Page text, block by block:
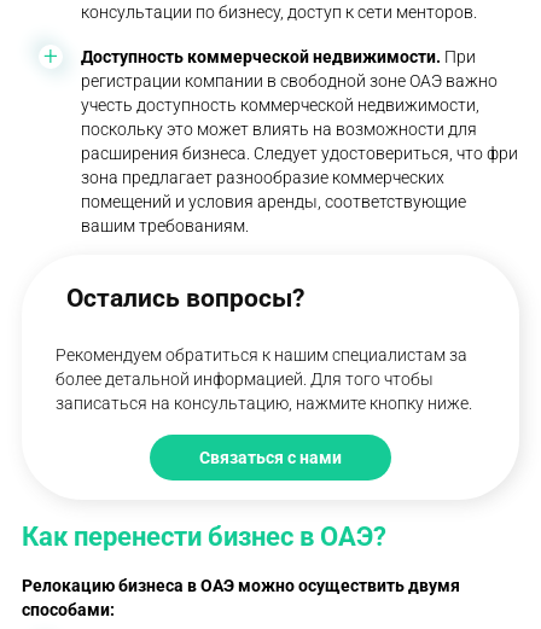
консультации по бизнесу, доступ к сети менторов.
Доступность коммерческой недвижимости. При
регистрации компании в свободной зоне ОАЭ важно
учесть доступность коммерческой недвижимости,
поскольку это может влиять на возможности для
расширения бизнеса. Следует удостовериться, что фри
зона предлагает разнообразие коммерческих
помещений и условия аренды, соответствующие
вашим требованиям.
Остались вопросы?
Рекомендуем обратиться к нашим специалистам за
более детальной информацией. Для того чтобы
записаться на консультацию, нажмите кнопку ниже.
Связаться с нами
Как перенести бизнес в ОАЭ?
Релокацию бизнеса в ОАЭможно осуществить двумя
способами: